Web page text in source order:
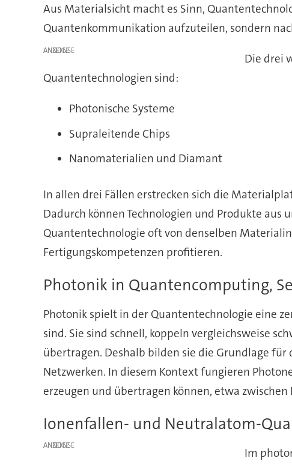
Aus Materialsicht macht es Sinn,
Quantenkommunikation aufzuteilen, sondern
ANZEIGE
Die drei
Quantentechnologien sind:
Photonische Systeme
Supraleitende Chips
Nanomaterialien und Diamant
In allen drei Fällen erstrecken sich die
Dadurch können Technologien und Produkte aus
Quantentechnologie oft von denselben
Fertigungskompetenzen profitieren.
Photonik in Quantencomputing,
Photonik spielt in der Quantentechnologie eine
sind. Sie sind schnell, koppeln vergleichsweise
übertragen. Deshalb bilden sie die Grundlage
Netzwerken. In diesem Kontext fungieren
erzeugen und übertragen können, etwa
Ionenfallen- und Neutralatom-
ANZEIGE
Im